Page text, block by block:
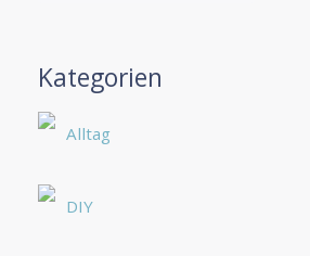
Kategorien
Alltag
DIY